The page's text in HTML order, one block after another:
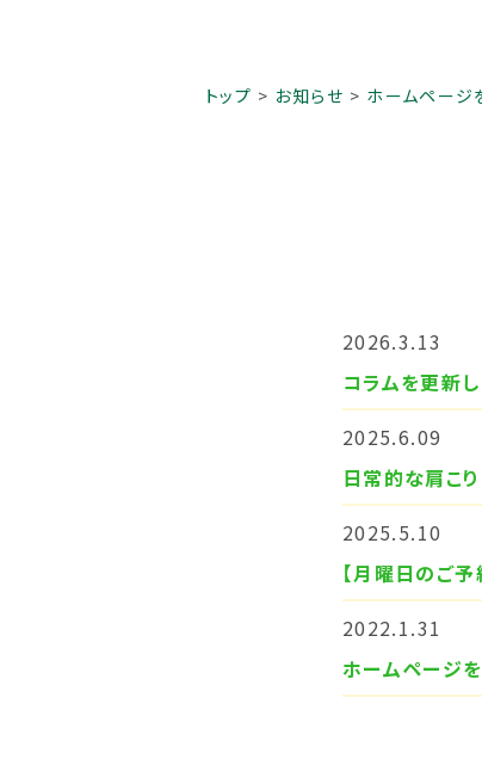
トップ お知らせ ホームページ
2026.3.13
コラムを更新し
2025.6.09
日常的な肩こ
2025.5.10
【月曜日のご
2022.1.31
ホームページ